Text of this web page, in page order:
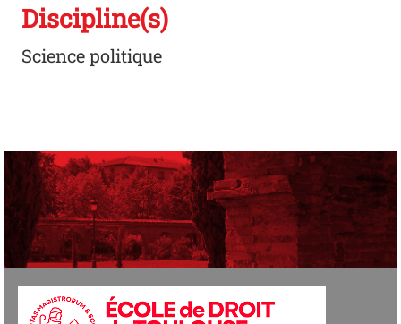
Discipline(s)
Science politique